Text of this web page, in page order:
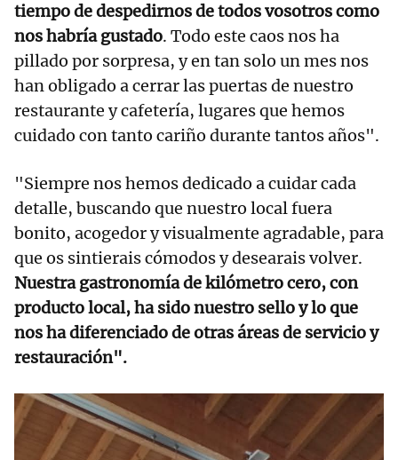
tiempo de despedirnos de todos vosotros como
nos habría gustado. Todo este caos nos ha
pillado por sorpresa, y en tan solo un mes nos
han obligado a cerrar las puertas de nuestro
restaurante y cafetería, lugares que hemos
cuidado con tanto cariño durante tantos años".
"Siempre nos hemos dedicado a cuidar cada
detalle, buscando que nuestro local fuera
bonito, acogedor y visualmente agradable, para
que os sintierais cómodos y desearais volver.
Nuestra gastronomía de kilómetro cero, con
producto local, ha sido nuestro sello y lo que
nos ha diferenciado de otras áreas de servicio y
restauración".